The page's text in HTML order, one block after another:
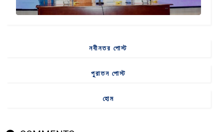
নবীনতর পোস্ট
পুরাতন পোস্ট
হোম